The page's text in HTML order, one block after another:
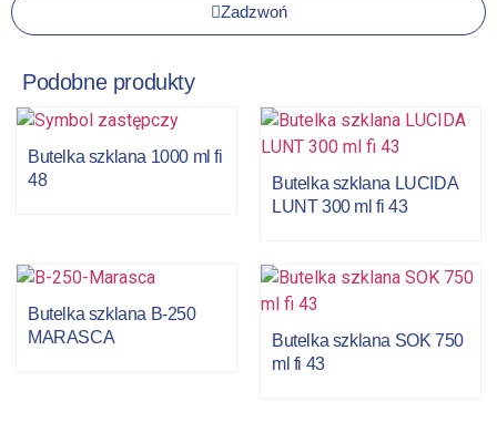
Zadzwoń
Podobne produkty
Butelka szklana 1000 ml fi
48
Butelka szklana LUCIDA
LUNT 300 ml fi 43
Butelka szklana B-250
MARASCA
Butelka szklana SOK 750
ml fi 43